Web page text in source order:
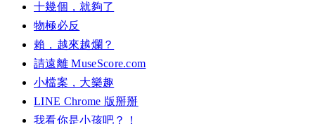
十幾個，就夠了
物極必反
賴，越來越爛？
請遠離 MuseScore.com
小檔案，大樂趣
LINE Chrome 版掰掰
我看你是小孩吧？！